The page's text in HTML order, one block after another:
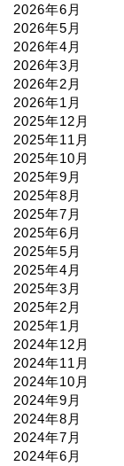
2026年6月
2026年5月
2026年4月
2026年3月
2026年2月
2026年1月
2025年12月
2025年11月
2025年10月
2025年9月
2025年8月
2025年7月
2025年6月
2025年5月
2025年4月
2025年3月
2025年2月
2025年1月
2024年12月
2024年11月
2024年10月
2024年9月
2024年8月
2024年7月
2024年6月